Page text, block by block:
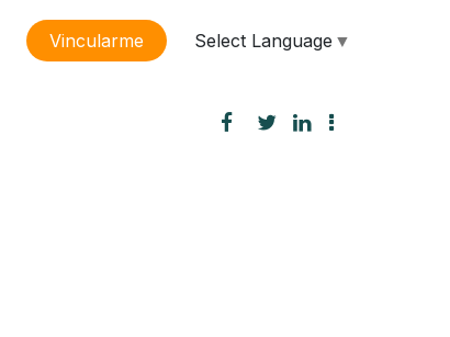
Vincularme Select Language ▼